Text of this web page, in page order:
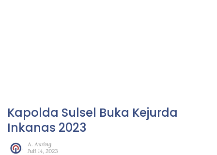
Kapolda Sulsel Buka Kejurda
Inkanas 2023
A. Awing
Juli 14, 2023